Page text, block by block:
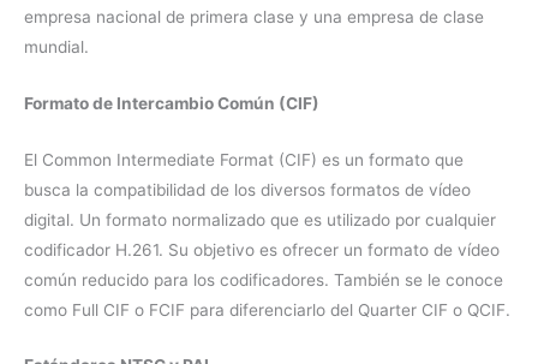
empresa nacional de primera clase y una empresa de clase
mundial.
Formato de Intercambio Común (CIF)
El Common Intermediate Format (CIF) es un formato que
busca la compatibilidad de los diversos formatos de vídeo
digital. Un formato normalizado que es utilizado por cualquier
codificador H.261. Su objetivo es ofrecer un formato de vídeo
común reducido para los codificadores. También se le conoce
como Full CIF o FCIF para diferenciarlo del Quarter CIF o QCIF.